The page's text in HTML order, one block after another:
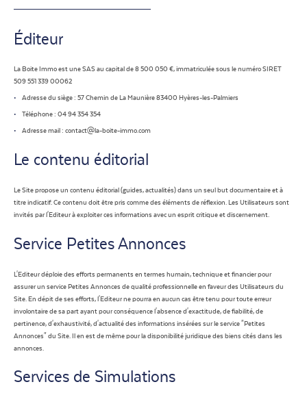
Éditeur
La Boite Immo est une SAS au capital de 8 500 050 €, immatriculée sous le numéro SIRET
509 551 339 00062
Adresse du siège : 57 Chemin de La Maunière 83400 Hyères-les-Palmiers
Téléphone : 04 94 354 354
Adresse mail : contact@la-boite-immo.com
Le contenu éditorial
Le Site propose un contenu éditorial (guides, actualités) dans un seul but documentaire et à
titre indicatif. Ce contenu doit être pris comme des éléments de réflexion. Les Utilisateurs sont
invités par l'Editeur à exploiter ces informations avec un esprit critique et discernement.
Service Petites Annonces
L'Editeur déploie des efforts permanents en termes humain, technique et financier pour
assurer un service Petites Annonces de qualité professionnelle en faveur des Utilisateurs du
Site. En dépit de ses efforts, l'Editeur ne pourra en aucun cas être tenu pour toute erreur
involontaire de sa part ayant pour conséquence l'absence d'exactitude, de fiabilité, de
pertinence, d'exhaustivité, d'actualité des informations insérées sur le service "Petites
Annonces" du Site. Il en est de même pour la disponibilité juridique des biens cités dans les
annonces.
Services de Simulations